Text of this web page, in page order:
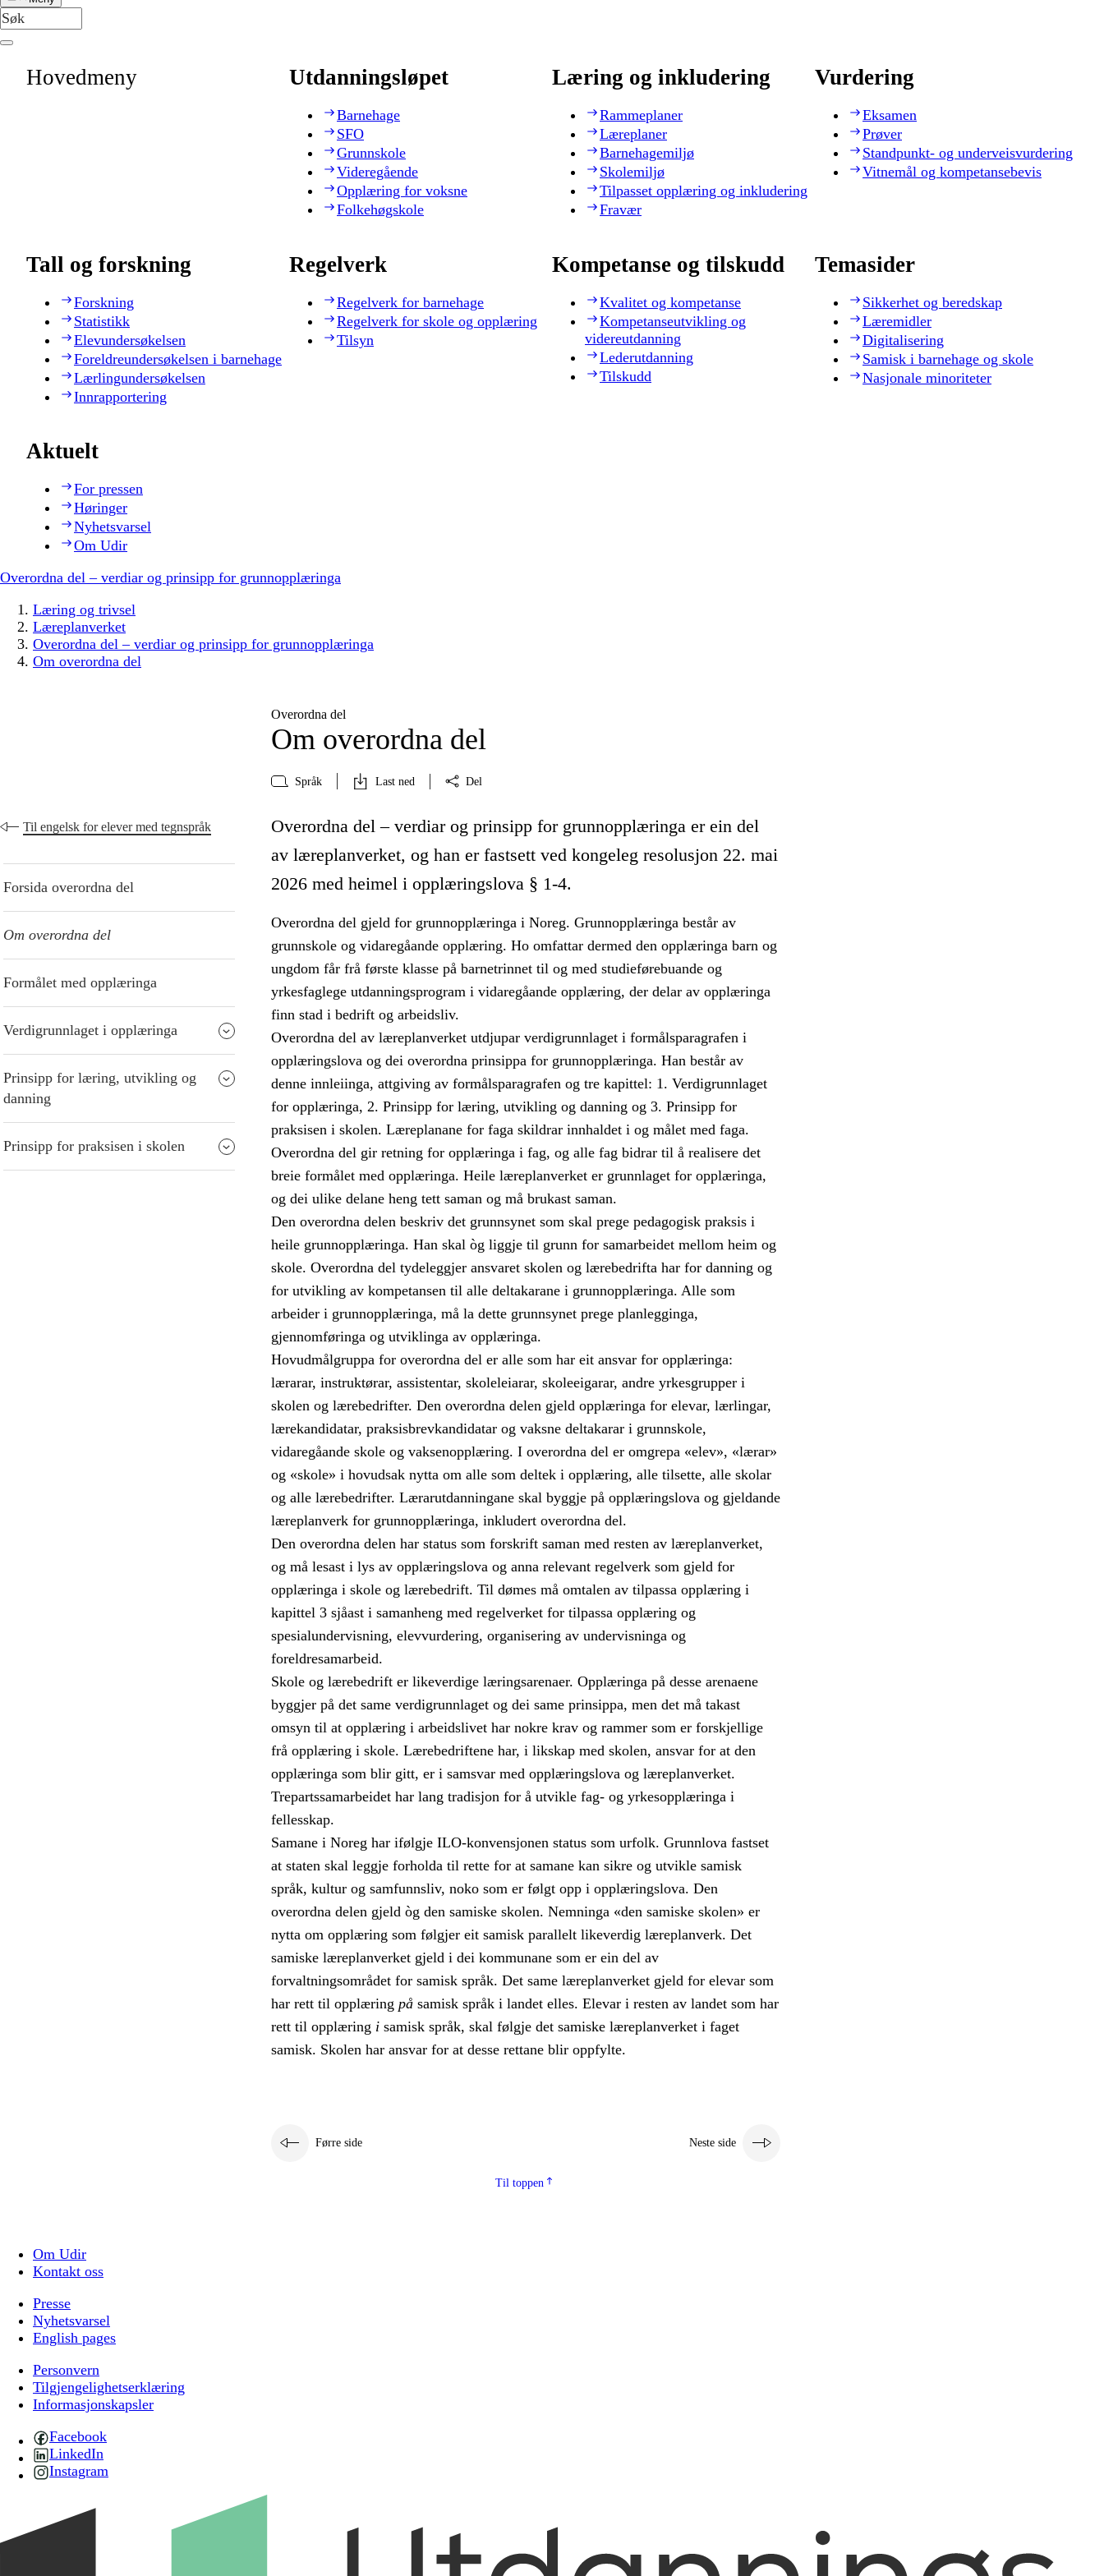
Hovedmeny Utdanningsløpet
Barnehage
SFO
Grunnskole
Videregående
Opplæring for voksne
Folkehøgskole
Læring og inkludering
Rammeplaner
Læreplaner
Barnehagemiljø
Skolemiljø
Tilpasset opplæring og inkludering
Fravær
Vurdering
Eksamen
Prøver
Standpunkt- og underveisvurdering
Vitnemål og kompetansebevis
Tall og forskning
Forskning
Statistikk
Elevundersøkelsen
Foreldreundersøkelsen i barnehage
Lærlingundersøkelsen
Innrapportering
Regelverk
Regelverk for barnehage
Regelverk for skole og opplæring
Tilsyn
Kompetanse og tilskudd
Kvalitet og kompetanse
Kompetanseutvikling og
videreutdanning
Lederutdanning
Tilskudd
Temasider
Sikkerhet og beredskap
Læremidler
Digitalisering
Samisk i barnehage og skole
Nasjonale minoriteter
Aktuelt
For pressen
Høringer
Nyhetsvarsel
Om Udir
Overordna del – verdiar og prinsipp for grunnopplæringa
Læring og trivsel
Læreplanverket
Overordna del – verdiar og prinsipp for grunnopplæringa
Om overordna del
Overordna del
Om overordna del
Språk Last ned Del
Til engelsk for elever med tegnspråk
Forsida overordna del
Om overordna del
Formålet med opplæringa
Verdigrunnlaget i opplæringa
Prinsipp for læring, utvikling og
danning
Prinsipp for praksisen i skolen
Overordna del – verdiar og prinsipp for grunnopplæringa er ein del
av læreplanverket, og han er fastsett ved kongeleg resolusjon 22. mai
2026 med heimel i opplæringslova § 1-4.
Overordna del gjeld for grunnopplæringa i Noreg. Grunnopplæringa består av
grunnskole og vidaregåande opplæring. Ho omfattar dermed den opplæringa barn og
ungdom får frå første klasse på barnetrinnet til og med studieførebuande og
yrkesfaglege utdanningsprogram i vidaregåande opplæring, der delar av opplæringa
finn stad i bedrift og arbeidsliv.
Overordna del av læreplanverket utdjupar verdigrunnlaget i formålsparagrafen i
opplæringslova og dei overordna prinsippa for grunnopplæringa. Han består av
denne innleiinga, attgiving av formålsparagrafen og tre kapittel: 1. Verdigrunnlaget
for opplæringa, 2. Prinsipp for læring, utvikling og danning og 3. Prinsipp for
praksisen i skolen. Læreplanane for faga skildrar innhaldet i og målet med faga.
Overordna del gir retning for opplæringa i fag, og alle fag bidrar til å realisere det
breie formålet med opplæringa. Heile læreplanverket er grunnlaget for opplæringa,
og dei ulike delane heng tett saman og må brukast saman.
Den overordna delen beskriv det grunnsynet som skal prege pedagogisk praksis i
heile grunnopplæringa. Han skal òg liggje til grunn for samarbeidet mellom heim og
skole. Overordna del tydeleggjer ansvaret skolen og lærebedrifta har for danning og
for utvikling av kompetansen til alle deltakarane i grunnopplæringa. Alle som
arbeider i grunnopplæringa, må la dette grunnsynet prege planlegginga,
gjennomføringa og utviklinga av opplæringa.
Hovudmålgruppa for overordna del er alle som har eit ansvar for opplæringa:
lærarar, instruktørar, assistentar, skoleleiarar, skoleeigarar, andre yrkesgrupper i
skolen og lærebedrifter. Den overordna delen gjeld opplæringa for elevar, lærlingar,
lærekandidatar, praksisbrevkandidatar og vaksne deltakarar i grunnskole,
vidaregåande skole og vaksenopplæring. I overordna del er omgrepa «elev», «lærar»
og «skole» i hovudsak nytta om alle som deltek i opplæring, alle tilsette, alle skolar
og alle lærebedrifter. Lærarutdanningane skal byggje på opplæringslova og gjeldande
læreplanverk for grunnopplæringa, inkludert overordna del.
Den overordna delen har status som forskrift saman med resten av læreplanverket,
og må lesast i lys av opplæringslova og anna relevant regelverk som gjeld for
opplæringa i skole og lærebedrift. Til dømes må omtalen av tilpassa opplæring i
kapittel 3 sjåast i samanheng med regelverket for tilpassa opplæring og
spesialundervisning, elevvurdering, organisering av undervisninga og
foreldresamarbeid.
Skole og lærebedrift er likeverdige læringsarenaer. Opplæringa på desse arenaene
byggjer på det same verdigrunnlaget og dei same prinsippa, men det må takast
omsyn til at opplæring i arbeidslivet har nokre krav og rammer som er forskjellige
frå opplæring i skole. Lærebedriftene har, i likskap med skolen, ansvar for at den
opplæringa som blir gitt, er i samsvar med opplæringslova og læreplanverket.
Trepartssamarbeidet har lang tradisjon for å utvikle fag- og yrkesopplæringa i
fellesskap.
Samane i Noreg har ifølgje ILO-konvensjonen status som urfolk. Grunnlova fastset
at staten skal leggje forholda til rette for at samane kan sikre og utvikle samisk
språk, kultur og samfunnsliv, noko som er følgt opp i opplæringslova. Den
overordna delen gjeld òg den samiske skolen. Nemninga «den samiske skolen» er
nytta om opplæring som følgjer eit samisk parallelt likeverdig læreplanverk. Det
samiske læreplanverket gjeld i dei kommunane som er ein del av
forvaltningsområdet for samisk språk. Det same læreplanverket gjeld for elevar som
har rett til opplæring påsamisk språk i landet elles. Elevar i resten av landet som har
rett til opplæring isamisk språk, skal følgje det samiske læreplanverket i faget
samisk. Skolen har ansvar for at desse rettane blir oppfylte.
Førre side Neste side
Til toppen
Om Udir
Kontakt oss
Presse
Nyhetsvarsel
English pages
Personvern
Tilgjengelighetserklæring
Informasjonskapsler
Facebook
LinkedIn
Instagram